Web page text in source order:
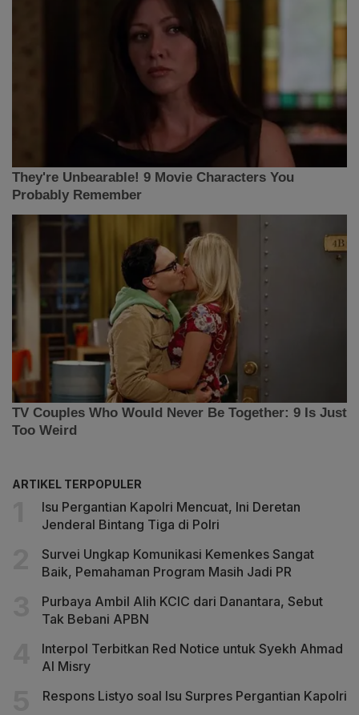
ARTIKEL TERPOPULER
Isu Pergantian Kapolri Mencuat, Ini Deretan
Jenderal Bintang Tiga di Polri
Survei Ungkap Komunikasi Kemenkes Sangat
Baik, Pemahaman Program Masih Jadi PR
Purbaya Ambil Alih KCIC dari Danantara, Sebut
Tak Bebani APBN
Interpol Terbitkan Red Notice untuk Syekh Ahmad
Al Misry
Respons Listyo soal Isu Surpres Pergantian Kapolri